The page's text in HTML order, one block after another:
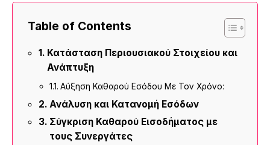
Table of Contents
Κατάσταση Περιουσιακού Στοιχείου και
Ανάπτυξη
Αύξηση Καθαρού Εσόδου Με Τον Χρόνο:
Ανάλυση και Κατανομή Εσόδων
Σύγκριση Καθαρού Εισοδήματος με
τους Συνεργάτες